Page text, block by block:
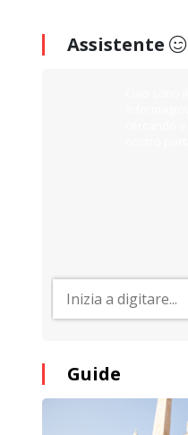
Assistente
Guide